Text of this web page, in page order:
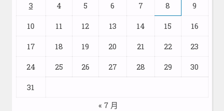
3 4 5 6 7 8 9
10 11 12 13 14 15 16
17 18 19 20 21 22 23
24 25 26 27 28 29 30
31
« 7 月